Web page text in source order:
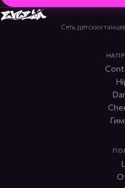
Сеть детских